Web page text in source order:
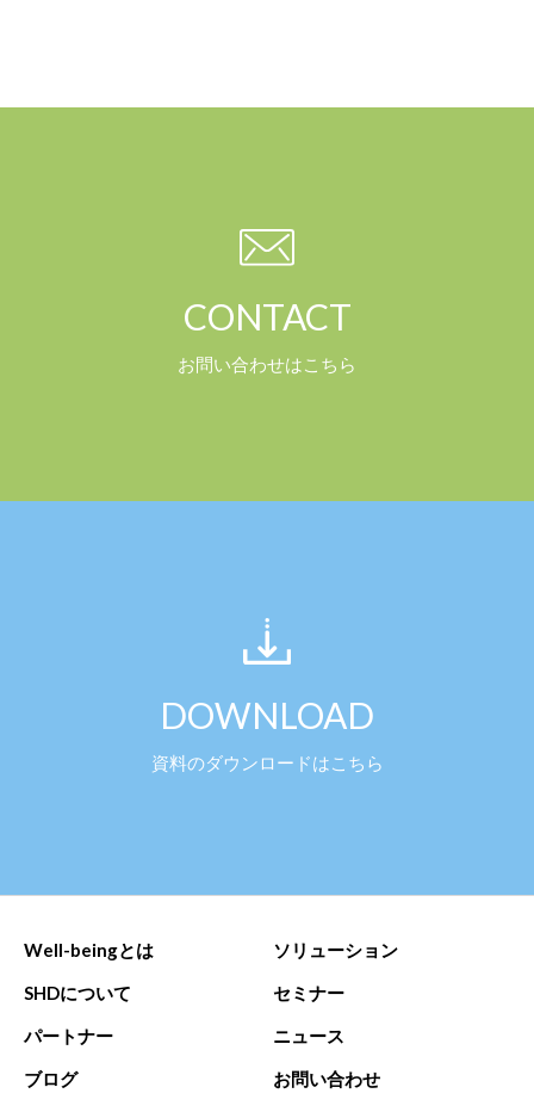
CONTACT
お問い合わせはこちら
DOWNLOAD
資料のダウンロードはこちら
Well-beingとは
ソリューション
SHDについて
セミナー
パートナー
ニュース
ブログ
お問い合わせ